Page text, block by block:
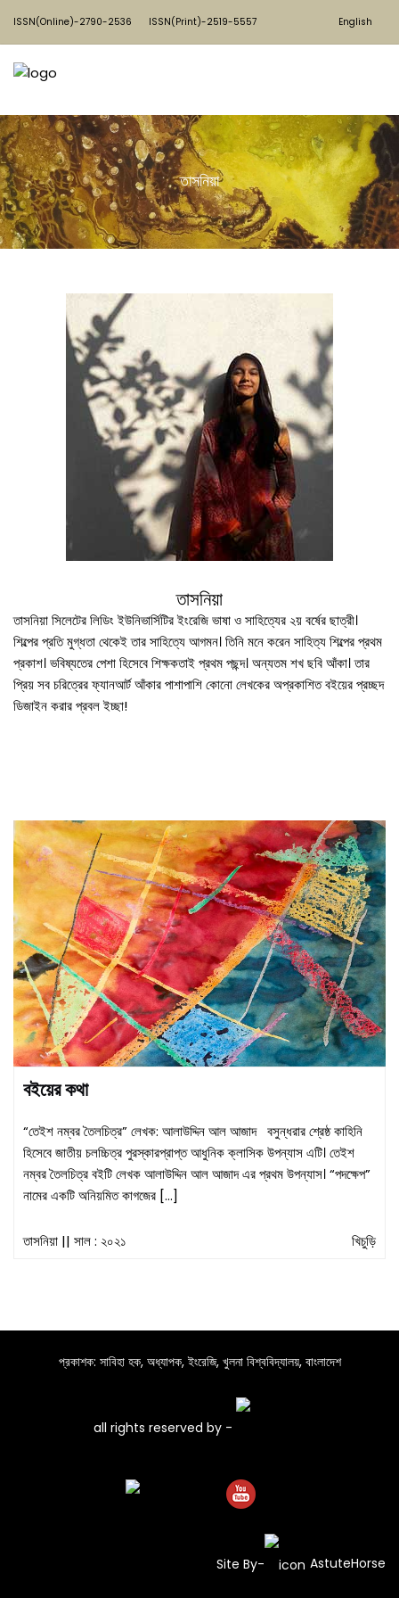
ISSN(Online)-2790-2536 ISSN(Print)-2519-5557 English
তাসনিয়া
তাসনিয়া
তাসনিয়া সিলেটের লিডিং ইউনিভার্সিটির ইংরেজি ভাষা ও সাহিত্যের ২য় বর্ষের ছাত্রী।
শিল্পের প্রতি মুগ্ধতা থেকেই তার সাহিত্যে আগমন। তিনি মনে করেন সাহিত্য শিল্পের প্রথম
প্রকাশ। ভবিষ্যতের পেশা হিসেবে শিক্ষকতাই প্রথম পছন্দ। অন্যতম শখ ছবি আঁকা। তার
প্রিয় সব চরিত্রের ফ্যানআর্ট আঁকার পাশাপাশি কোনো লেখকের অপ্রকাশিত বইয়ের প্রচ্ছদ
ডিজাইন করার প্রবল ইচ্ছা!
বইয়ের কথা
“তেইশ নম্বর তৈলচিত্র” লেখক: আলাউদ্দিন আল আজাদ বসুন্ধরার শ্রেষ্ঠ কাহিনি
হিসেবে জাতীয় চলচ্চিত্র পুরস্কারপ্রাপ্ত আধুনিক ক্লাসিক উপন্যাস এটি। তেইশ
নম্বর তৈলচিত্র বইটি লেখক আলাউদ্দিন আল আজাদ এর প্রথম উপন্যাস। “পদক্ষেপ”
নামের একটি অনিয়মিত কাগজের […]
তাসনিয়া || সাল : ২০২১ খিচুড়ি
প্রকাশক: সাবিহা হক, অধ্যাপক, ইংরেজি, খুলনা বিশ্ববিদ্যালয়, বাংলাদেশ
all rights reserved by -
Site By- AstuteHorse